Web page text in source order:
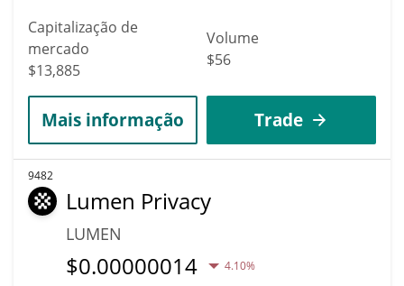
Capitalização de
mercado
$13,885
Volume
$56
Mais informação Trade
9482
Lumen Privacy
LUMEN
$0.00000014 4.10%